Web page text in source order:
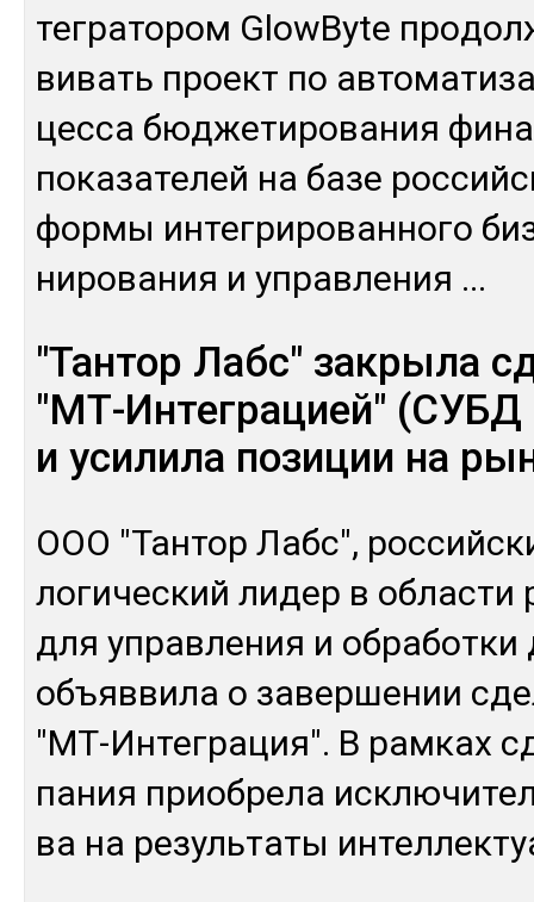
тег­ра­тором GlowByte
ви­вать проект по
цес­са бюд­же­тиро­вания
по­каза­телей на ба­зе
фор­мы ин­тег­ри­рован­но­го
ниро­вания и уп­рав­ле­ния ...
"Тантор Лабс" закрыла
"МТ-Интеграцией" (СУБД
и усилила позиции на
ООО "Тан­тор Лабс",
логи­чес­кий ли­дер в об­лас­ти
для уп­рав­ле­ния и
объ­яв­ви­ла о за­вер­ше­нии
"МТ-Ин­тег­ра­ция". В рам­ках
па­ния приоб­ре­ла
ва на ре­зуль­та­ты